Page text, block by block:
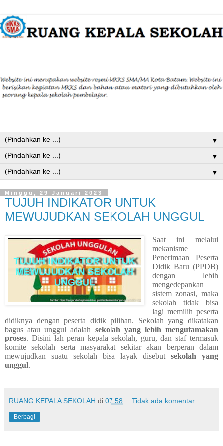
▼
▼
▼
Minggu, 29 Januari 2023
TUJUH INDIKATOR UNTUK
MEWUJUDKAN SEKOLAH UNGGUL
Saat ini melalui
mekanisme
Penerimaan Peserta
Didik Baru (PPDB)
dengan lebih
mengedepankan
sistem zonasi, maka
sekolah tidak bisa
lagi memilih peserta
didiknya dengan peserta didik pilihan. Sekolah yang dikatakan
bagus atau unggul adalah sekolah yang lebih mengutamakan
proses. Disini lah peran kepala sekolah, guru, dan staf termasuk
komite sekolah serta masyarakat sekitar akan berperan dalam
mewujudkan suatu sekolah bisa layak disebut sekolah yang
unggul.
RUANG KEPALA SEKOLAH di 07.58 Tidak ada komentar:
Berbagi